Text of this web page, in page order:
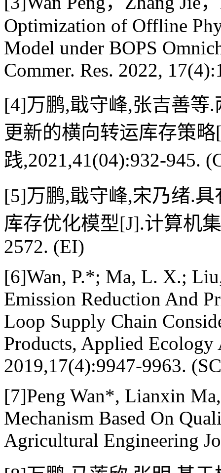
Optimization of Offline
Model under BOPS
Commer. Res. 2022,
[4]万鹏,戢守峰,张吉善等
更新的横向转运库存策
践,2021,41(04):932-945.
[5]万鹏,戢守峰,宋乃绪.
库存优化模型[J].计算机
2572. (EI)
[6]Wan, P.*; Ma, L. X.;
Emission Reduction And
Loop Supply Chain
Products, Applied Ecology
2019,17(4):9947-9963.
[7]Peng Wan*, Lianxin
Mechanism Based On
Agricultural Engineering